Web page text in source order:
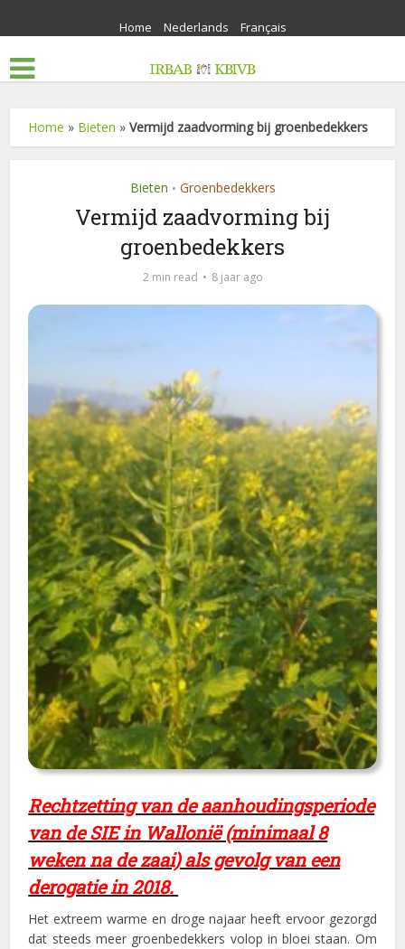
Home Nederlands Français
Home » Bieten »Vermijd zaadvorming bij groenbedekkers
Bieten • Groenbedekkers
Vermijd zaadvorming bij
groenbedekkers
2 min read 8 jaar ago
Rechtzetting van de aanhoudingsperiode
van de SIE in Wallonië (minimaal 8
weken na de zaai) als gevolg van een
derogatie in 2018.
Het extreem warme en droge najaar heeft ervoor gezorgd
dat steeds meer groenbedekkers volop in bloei staan. Om